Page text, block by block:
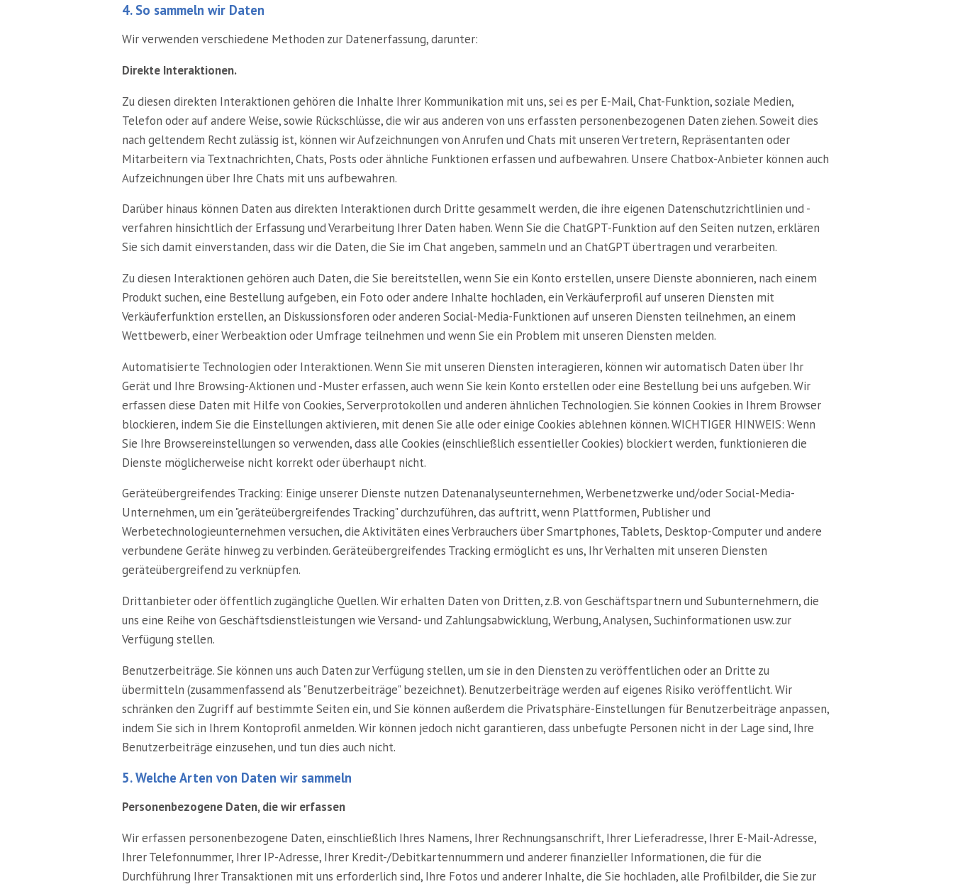
4. So sammeln wir Daten
Wir verwenden verschiedene Methoden zur Datenerfassung, darunter:
Direkte Interaktionen.
Zu diesen direkten Interaktionen gehören die Inhalte Ihrer Kommunikation mit uns, sei es per E-Mail, Chat-Funktion, soziale Medien,
Telefon oder auf andere Weise, sowie Rückschlüsse, die wir aus anderen von uns erfassten personenbezogenen Daten ziehen. Soweit dies
nach geltendem Recht zulässig ist, können wir Aufzeichnungen von Anrufen und Chats mit unseren Vertretern, Repräsentanten oder
Mitarbeitern via Textnachrichten, Chats, Posts oder ähnliche Funktionen erfassen und aufbewahren. Unsere Chatbox-Anbieter können auch
Aufzeichnungen über Ihre Chats mit uns aufbewahren.
Darüber hinaus können Daten aus direkten Interaktionen durch Dritte gesammelt werden, die ihre eigenen Datenschutzrichtlinien und -
verfahren hinsichtlich der Erfassung und Verarbeitung Ihrer Daten haben. Wenn Sie die ChatGPT-Funktion auf den Seiten nutzen, erklären
Sie sich damit einverstanden, dass wir die Daten, die Sie im Chat angeben, sammeln und an ChatGPT übertragen und verarbeiten.
Zu diesen Interaktionen gehören auch Daten, die Sie bereitstellen, wenn Sie ein Konto erstellen, unsere Dienste abonnieren, nach einem
Produkt suchen, eine Bestellung aufgeben, ein Foto oder andere Inhalte hochladen, ein Verkäuferprofil auf unseren Diensten mit
Verkäuferfunktion erstellen, an Diskussionsforen oder anderen Social-Media-Funktionen auf unseren Diensten teilnehmen, an einem
Wettbewerb, einer Werbeaktion oder Umfrage teilnehmen und wenn Sie ein Problem mit unseren Diensten melden.
Automatisierte Technologien oder Interaktionen. Wenn Sie mit unseren Diensten interagieren, können wir automatisch Daten über Ihr
Gerät und Ihre Browsing-Aktionen und -Muster erfassen, auch wenn Sie kein Konto erstellen oder eine Bestellung bei uns aufgeben. Wir
erfassen diese Daten mit Hilfe von Cookies, Serverprotokollen und anderen ähnlichen Technologien. Sie können Cookies in Ihrem Browser
blockieren, indem Sie die Einstellungen aktivieren, mit denen Sie alle oder einige Cookies ablehnen können. WICHTIGER HINWEIS: Wenn
Sie Ihre Browsereinstellungen so verwenden, dass alle Cookies (einschließlich essentieller Cookies) blockiert werden, funktionieren die
Dienste möglicherweise nicht korrekt oder überhaupt nicht.
Geräteübergreifendes Tracking: Einige unserer Dienste nutzen Datenanalyseunternehmen, Werbenetzwerke und/oder Social-Media-
Unternehmen, um ein "geräteübergreifendes Tracking" durchzuführen, das auftritt, wenn Plattformen, Publisher und
Werbetechnologieunternehmen versuchen, die Aktivitäten eines Verbrauchers über Smartphones, Tablets, Desktop-Computer und andere
verbundene Geräte hinweg zu verbinden. Geräteübergreifendes Tracking ermöglicht es uns, Ihr Verhalten mit unseren Diensten
geräteübergreifend zu verknüpfen.
Drittanbieter oder öffentlich zugängliche Quellen. Wir erhalten Daten von Dritten, z.B. von Geschäftspartnern und Subunternehmern, die
uns eine Reihe von Geschäftsdienstleistungen wie Versand- und Zahlungsabwicklung, Werbung, Analysen, Suchinformationen usw. zur
Verfügung stellen.
Benutzerbeiträge. Sie können uns auch Daten zur Verfügung stellen, um sie in den Diensten zu veröffentlichen oder an Dritte zu
übermitteln (zusammenfassend als "Benutzerbeiträge" bezeichnet). Benutzerbeiträge werden auf eigenes Risiko veröffentlicht. Wir
schränken den Zugriff auf bestimmte Seiten ein, und Sie können außerdem die Privatsphäre-Einstellungen für Benutzerbeiträge anpassen,
indem Sie sich in Ihrem Kontoprofil anmelden. Wir können jedoch nicht garantieren, dass unbefugte Personen nicht in der Lage sind, Ihre
Benutzerbeiträge einzusehen, und tun dies auch nicht.
5. Welche Arten von Daten wir sammeln
Personenbezogene Daten, die wir erfassen
Wir erfassen personenbezogene Daten, einschließlich Ihres Namens, Ihrer Rechnungsanschrift, Ihrer Lieferadresse, Ihrer E-Mail-Adresse,
Ihrer Telefonnummer, Ihrer IP-Adresse, Ihrer Kredit-/Debitkartennummern und anderer finanzieller Informationen, die für die
Durchführung Ihrer Transaktionen mit uns erforderlich sind, Ihre Fotos und anderer Inhalte, die Sie hochladen, alle Profilbilder, die Sie zur